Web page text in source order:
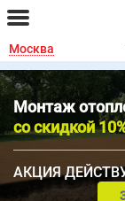
Москва
Монтаж
со скидкой
АКЦИЯ